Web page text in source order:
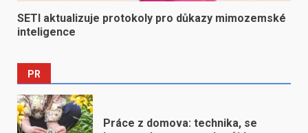
SETI aktualizuje protokoly pro důkazy mimozemské
inteligence
PR
Práce z domova: technika, se